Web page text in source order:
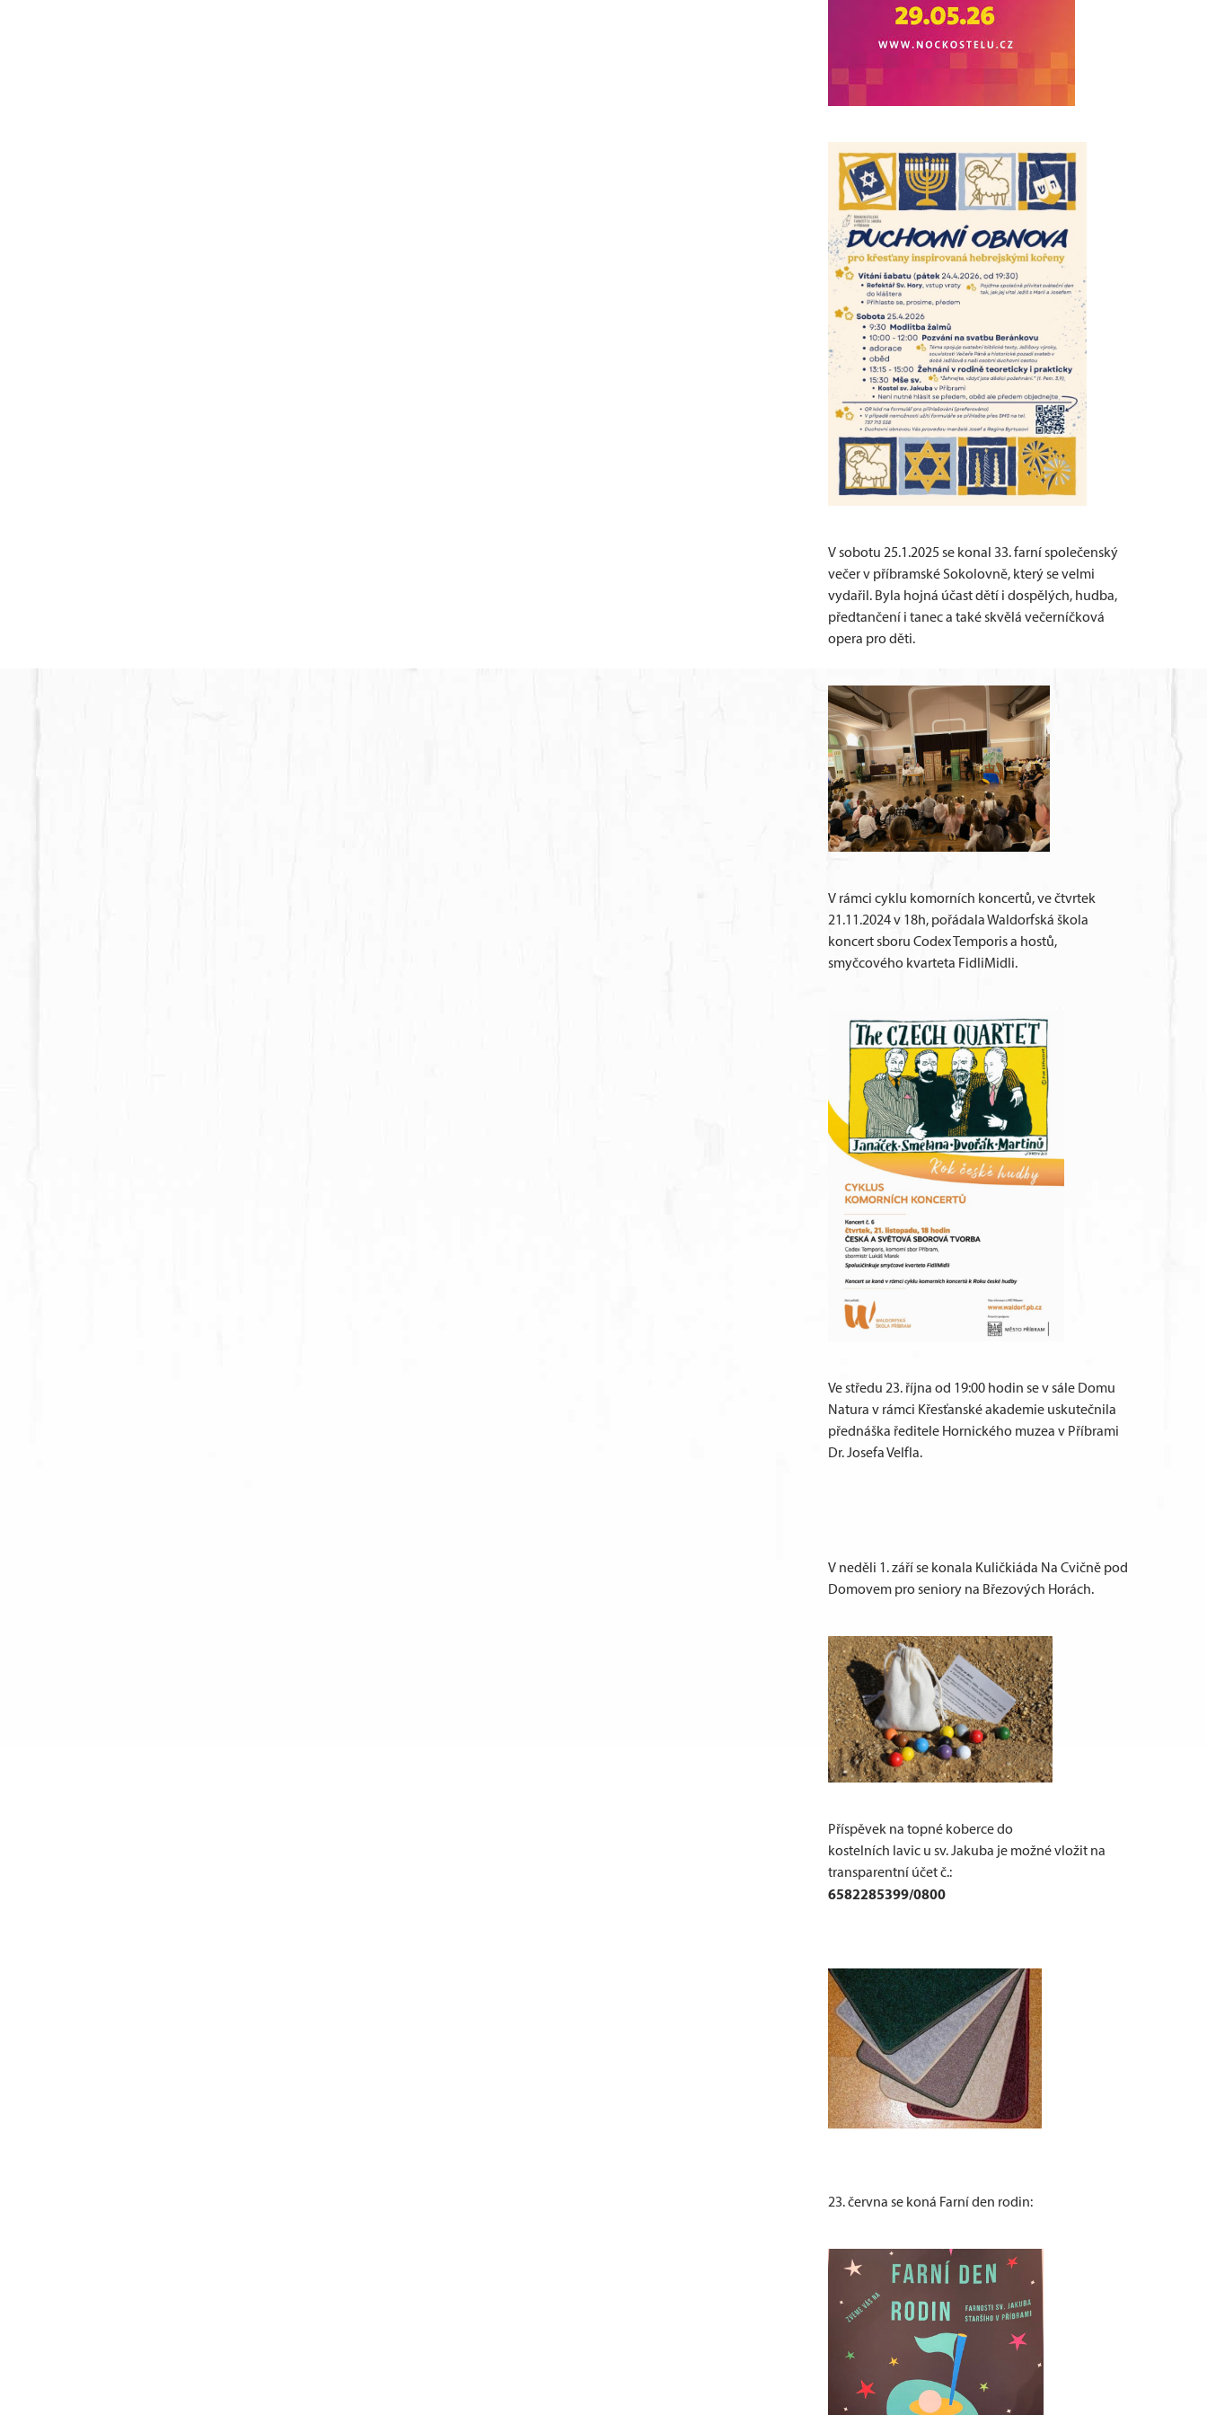
V sobotu 25.1.2025 se konal 33. farní společenský
večer v příbramské Sokolovně, který se velmi
vydařil. Byla hojná účast dětí i dospělých, hudba,
předtančení i tanec a také skvělá večerníčková
opera pro děti.
V rámci cyklu komorních koncertů, ve čtvrtek
21.11.2024 v 18h, pořádala Waldorfská škola
koncert sboru Codex Temporis a hostů,
smyčcového kvarteta FidliMidli.
Ve středu 23. října od 19:00 hodin se v sále Domu
Natura v rámci Křesťanské akademie uskutečnila
přednáška ředitele Hornického muzea v Příbrami
Dr. Josefa Velfla.
V neděli 1. září se konala Kuličkiáda Na Cvičně pod
Domovem pro seniory na Březových Horách.
Příspěvek na topné koberce do
kostelních lavic u sv. Jakuba je možné vložit na
transparentní účet č.:
6582285399/0800
23. června se koná Farní den rodin: